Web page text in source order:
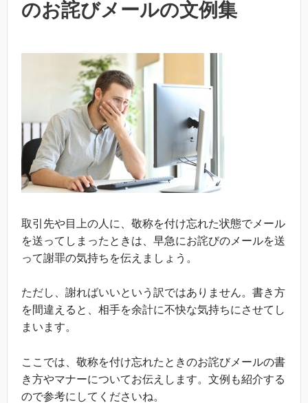
のお詫びメールの文例集
取引先や目上の人に、敬称を付け忘れた状態でメール
を送ってしまったときは、早急にお詫びのメールを送
って謝罪の気持ちを伝えましょう。
ただし、謝ればいいという訳ではありません。書き方
を間違えると、相手を余計に不快な気持ちにさせてし
まいます。
ここでは、敬称を付け忘れたときのお詫びメールの書
き方やマナーについてお伝えします。文例も紹介する
ので参考にしてくださいね。